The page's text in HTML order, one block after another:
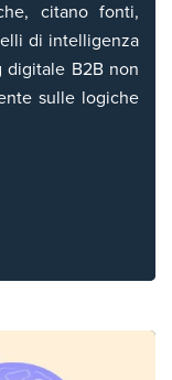
citano fonti,
di intelligenza
digitale B2B non
sulle logiche